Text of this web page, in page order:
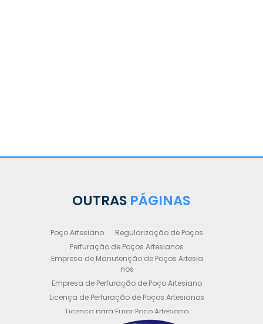
OUTRAS PÁGINAS
Poço Artesiano
Regularização de Poços
Perfuração de Poços Artesianos
Empresa de Manutenção de Poços Artesia
nos
Empresa de Perfuração de Poço Artesiano
Licença de Perfuração de Poços Artesianos
Licença para Furar Poço Artesiano